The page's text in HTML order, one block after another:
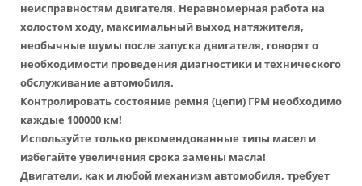
неисправностям двигателя. Неравномерная работа на
холостом ходу, максимальный выход натяжителя,
необычные шумы после запуска двигателя, говорят о
необходимости проведения диагностики и технического
обслуживание автомобиля.
Контролировать состояние ремня (цепи) ГРМ необходимо
каждые 100000 км!
Используйте только рекомендованные типы масел и
избегайте увеличения срока замены масла!
Двигатели, как и любой механизм автомобиля, требует